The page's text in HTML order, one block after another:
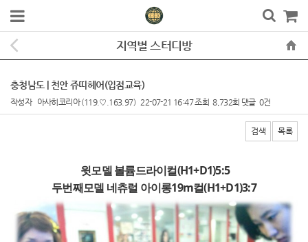
지역별 스터디방
충청남도 | 천안 쥬띠헤어(입점교육)
작성자 아사히코리아(119.♡.163.97) 22-07-21 16:47조회 8,732회 댓글 0건
검색 목록
윗모델 볼륨드라이컬(H1+D1)5:5
두번째모델 네츄럴 아이롱19m컬(H1+D1)3:7